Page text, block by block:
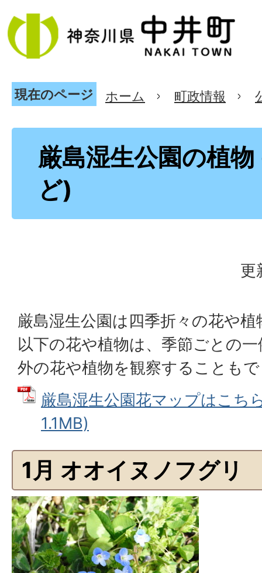
現在のページ ホーム 町政情報
厳島湿生公園の植
ど)
更
厳島湿生公園は四季折々の花や
以下の花や植物は、季節ごとの
外の花や植物を観察することも
厳島湿生公園花マップはこち
1.1MB)
1月 オオイヌノフグリ